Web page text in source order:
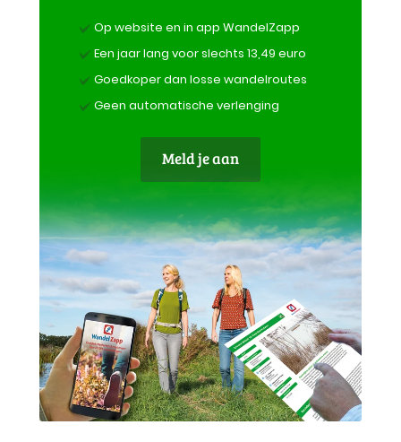
Op website en in app WandelZapp
Een jaar lang voor slechts 13,49 euro
Goedkoper dan losse wandelroutes
Geen automatische verlenging
Meld je aan